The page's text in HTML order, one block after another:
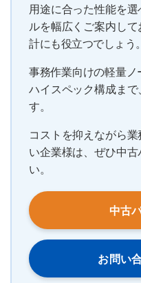
用途に合った性能を
ルを幅広くご案内し
計にも役立つでしょう。
事務作業向けの軽量
ハイスペック構成ま
す。
コストを抑えながら
い企業様は、ぜひ中
い。
中古
お問い